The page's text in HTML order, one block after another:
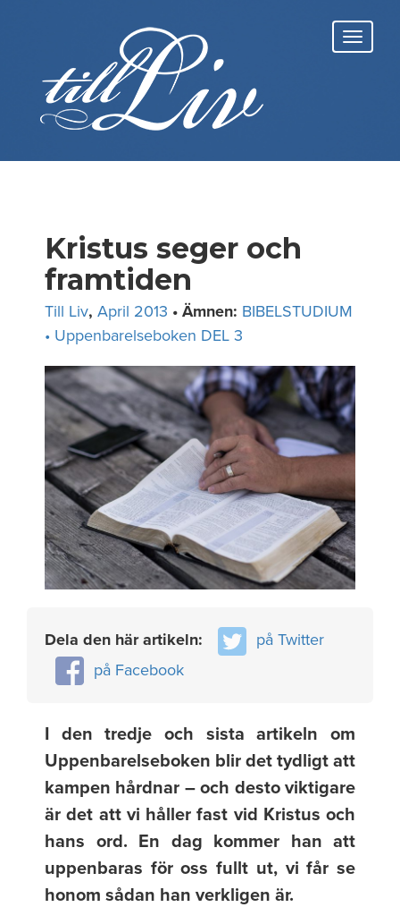
Kristus seger och
framtiden
Till Liv, April 2013 • Ämnen: BIBELSTUDIUM
• Uppenbarelseboken DEL 3
Dela den här artikeln:
på Twitter
på Facebook
I den tredje och sista artikeln om
Uppenbarelseboken blir det tydligt att
kampen hårdnar – och desto viktigare
är det att vi håller fast vid Kristus och
hans ord. En dag kommer han att
uppenbaras för oss fullt ut, vi får se
honom sådan han verkligen är.